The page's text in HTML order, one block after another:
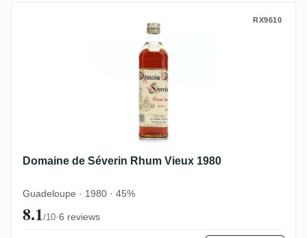
Domaine de Séverin Rhum Vieux 1980
RX9610
Domaine de Séverin Rhum Vieux 1980
Guadeloupe · 1980 · 45%
8.1/10·6 reviews